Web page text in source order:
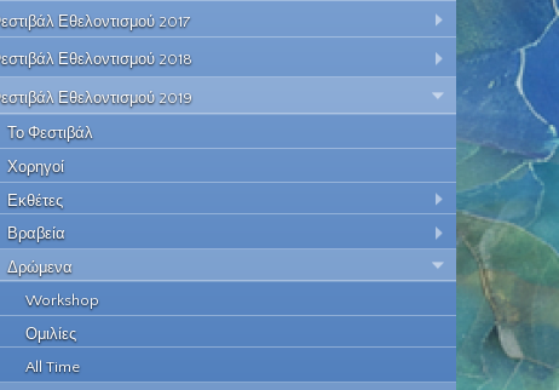
Εθελοντισμού 2017
Εθελοντισμού 2018
Εθελοντισμού 2019
Το Φεστιβάλ
Χορηγοί
Εκθέτες
Βραβεία
Δρώμενα
Workshop
Ομιλίες
All Time